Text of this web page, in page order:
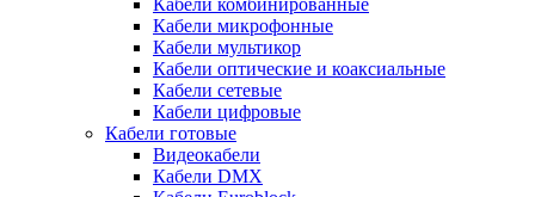
Кабели комбинированные
Кабели микрофонные
Кабели мультикор
Кабели оптические и коаксиальные
Кабели сетевые
Кабели цифровые
Кабели готовые
Видеокабели
Кабели DMX